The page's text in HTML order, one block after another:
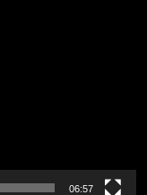
06:57